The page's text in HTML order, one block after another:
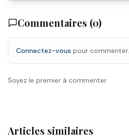
Commentaires (0)
Connectez-vous pour commenter.
Soyez le premier à commenter.
Articles similaires